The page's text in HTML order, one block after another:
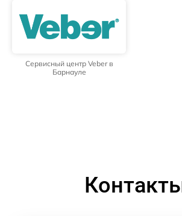
Сервисный центр Veber в
Барнауле